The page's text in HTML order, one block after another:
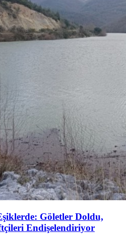
Göletler Doldu,
Endişelendiriyor